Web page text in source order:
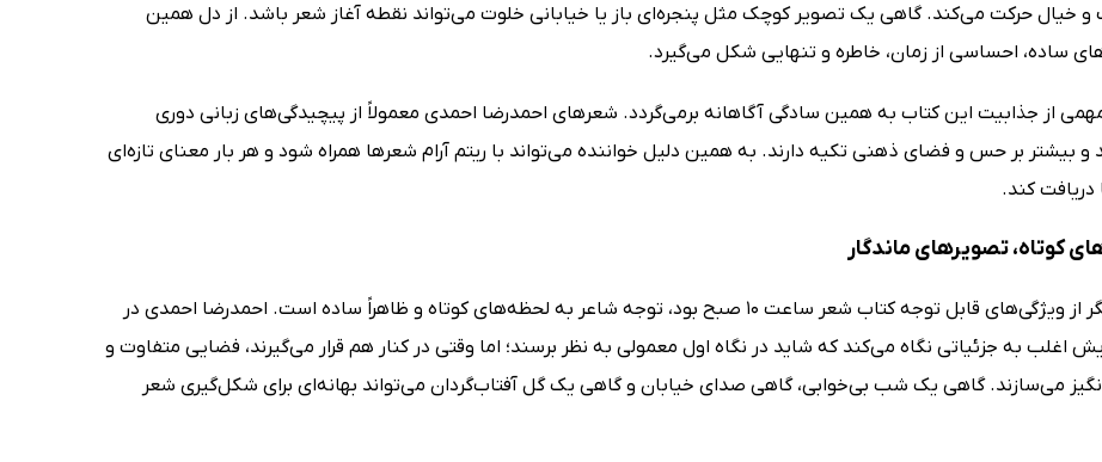
و خیال حرکت می‌کند. گاهی یک تصویر کوچک مثل پنجره‌ای باز یا خیابانی خلوت می‌تواند نقطه آغاز شعر باشد. از دل همین
ساده، احساسی از زمان، خاطره و تنهایی شکل می‌گیرد.
از جذابیت این کتاب به همین سادگی آگاهانه برمی‌گردد. شعرهای احمدرضا احمدی معمولاً از پیچیدگی‌های زبانی دوری
و بیشتر بر حس و فضای ذهنی تکیه دارند. به همین دلیل خواننده می‌تواند با ریتم آرام شعرها همراه شود و هر بار معنای تازه‌ای
دریافت کند.
کوتاه، تصویرهای ماندگار
یکی دیگر از ویژگی‌های قابل توجه کتاب شعر ساعت 10 صبح بود، توجه شاعر به لحظه‌های کوتاه و ظاهراً ساده است. احمدرضا احمدی در
اغلب به جزئیاتی نگاه می‌کند که شاید در نگاه اول معمولی به نظر برسند؛ اما وقتی در کنار هم قرار می‌گیرند، فضایی متفاوت و
می‌سازند. گاهی یک شب بی‌خوابی، گاهی صدای خیابان و گاهی یک گل آفتاب‌گردان می‌تواند بهانه‌ای برای شکل‌گیری شعر